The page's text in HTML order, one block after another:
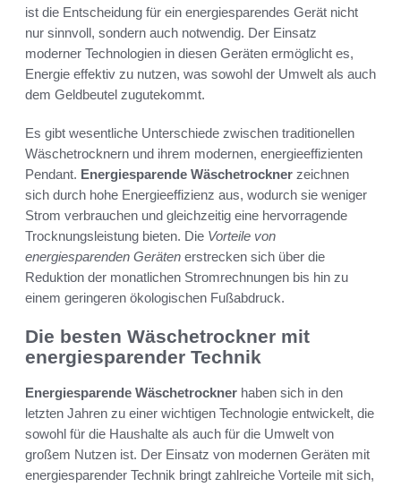
ist die Entscheidung für ein energiesparendes Gerät nicht
nur sinnvoll, sondern auch notwendig. Der Einsatz
moderner Technologien in diesen Geräten ermöglicht es,
Energie effektiv zu nutzen, was sowohl der Umwelt als auch
dem Geldbeutel zugutekommt.
Es gibt wesentliche Unterschiede zwischen traditionellen
Wäschetrocknern und ihrem modernen, energieeffizienten
Pendant. Energiesparende Wäschetrockner zeichnen
sich durch hohe Energieeffizienz aus, wodurch sie weniger
Strom verbrauchen und gleichzeitig eine hervorragende
Trocknungsleistung bieten. Die Vorteile von
energiesparenden Geräten erstrecken sich über die
Reduktion der monatlichen Stromrechnungen bis hin zu
einem geringeren ökologischen Fußabdruck.
Die besten Wäschetrockner mit
energiesparender Technik
Energiesparende Wäschetrockner haben sich in den
letzten Jahren zu einer wichtigen Technologie entwickelt, die
sowohl für die Haushalte als auch für die Umwelt von
großem Nutzen ist. Der Einsatz von modernen Geräten mit
energiesparender Technik bringt zahlreiche Vorteile mit sich,